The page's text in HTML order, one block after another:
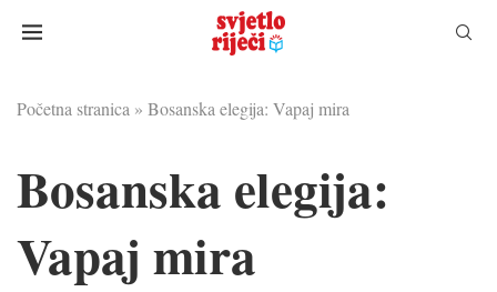
Početna stranica » Bosanska elegija: Vapaj mira
Bosanska elegija:
Vapaj mira